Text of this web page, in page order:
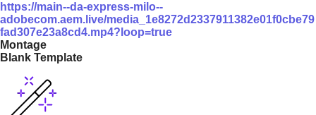
https://main--da-express-milo--
adobecom.aem.live/media_1e8272d2337911382e01f0cbe79
fad307e23a8cd4.mp4?loop=true
Montage
Blank Template